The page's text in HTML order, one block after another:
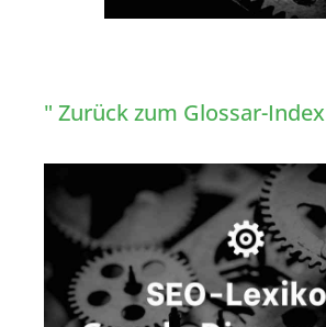
" Zurück zum Glossar-Index